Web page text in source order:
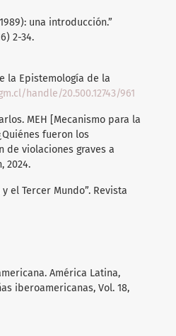
una introducción.”
2-34.
la Epistemología de la
handle/20.500.12743/961
MEH [Mecanismo para la
fueron los
de violaciones graves a
2024.
el Tercer Mundo”. Revista
América Latina,
iberoamericanas, Vol. 18,